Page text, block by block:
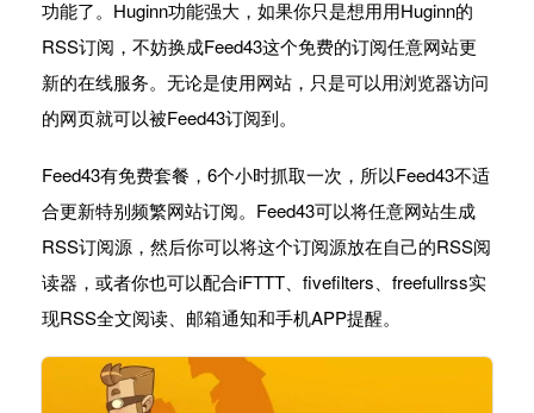
功能了。Huginn功能强大，如果你只是想用用Huginn的
RSS订阅，不妨换成Feed43这个免费的订阅任意网站更
新的在线服务。无论是使用网站，只是可以用浏览器访问
的网页就可以被Feed43订阅到。
Feed43有免费套餐，6个小时抓取一次，所以Feed43不适
合更新特别频繁网站订阅。Feed43可以将任意网站生成
RSS订阅源，然后你可以将这个订阅源放在自己的RSS阅
读器，或者你也可以配合iFTTT、fivefilters、freefullrss实
现RSS全文阅读、邮箱通知和手机APP提醒。